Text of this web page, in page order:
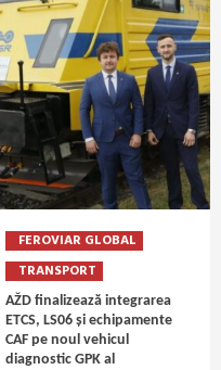
FEROVIAR GLOBAL
TRANSPORT
AŽD finalizează integrarea
ETCS, LS06 și echipamente
CAF pe noul vehicul
diagnostic GPK al